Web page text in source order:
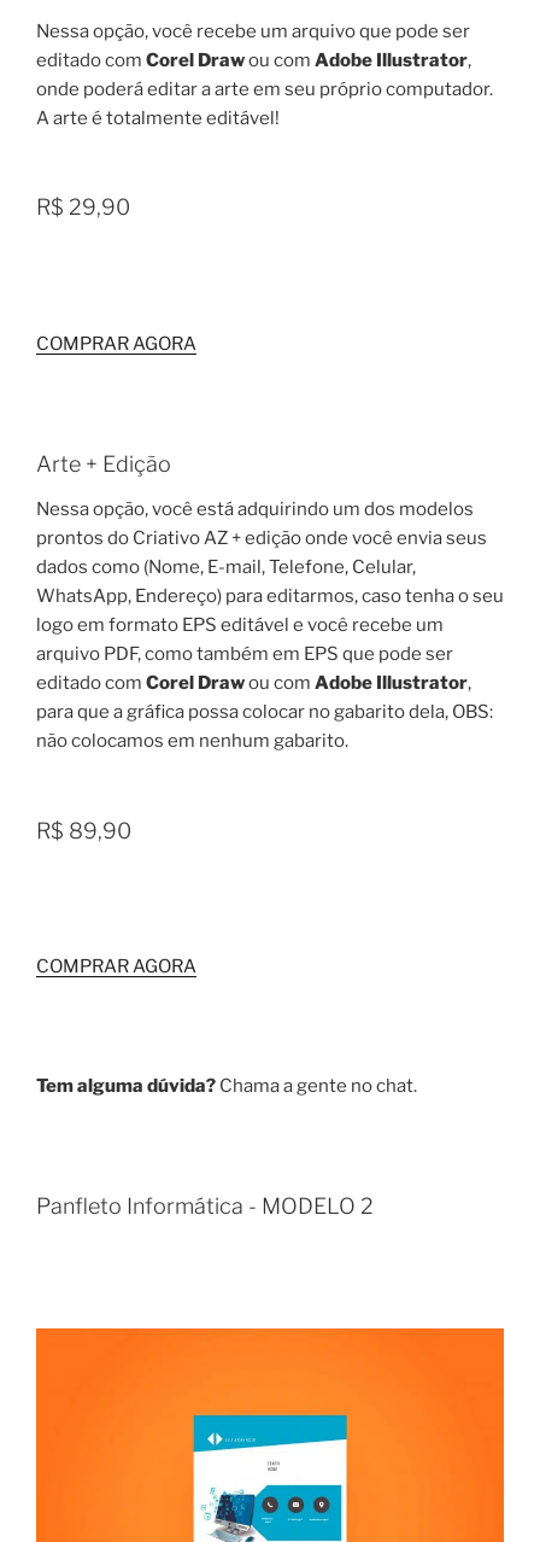
Nessa opção, você recebe um arquivo que pode ser
editado com Corel Drawou com Adobe Illustrator,
onde poderá editar a arte em seu próprio computador.
A arte é totalmente editável!
R$ 29,90
COMPRAR AGORA
Arte + Edição
Nessa opção, você está adquirindo um dos modelos
prontos do Criativo AZ + edição onde você envia seus
dados como (Nome, E-mail, Telefone, Celular,
WhatsApp, Endereço) para editarmos, caso tenha o seu
logo em formato EPS editável e você recebe um
arquivo PDF, como também em EPS que pode ser
editado com Corel Drawou com Adobe Illustrator,
para que a gráfica possa colocar no gabarito dela, OBS:
não colocamos em nenhum gabarito.
R$ 89,90
COMPRAR AGORA
Tem alguma dúvida? Chama a gente no chat.
Panfleto Informática - MODELO 2